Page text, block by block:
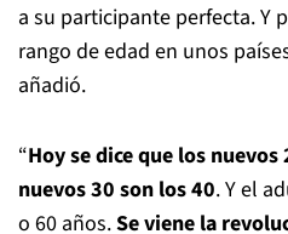
a su participante perfecta. Y
rango de edad en unos
añadió.
“Hoy se dice que los
nuevos 30 son los 40. Y el
o 60 años.Se viene la